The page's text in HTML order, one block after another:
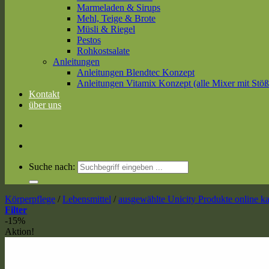
Marmeladen & Sirups
Mehl, Teige & Brote
Müsli & Riegel
Pestos
Rohkostsalate
Anleitungen
Anleitungen Blendtec Konzept
Anleitungen Vitamix Konzept (alle Mixer mit
Kontakt
über uns
Suche nach:
Körperpflege / Lebensmittel / ausgewählte Unicity Produkte online
Filter
-15%
Aktion!